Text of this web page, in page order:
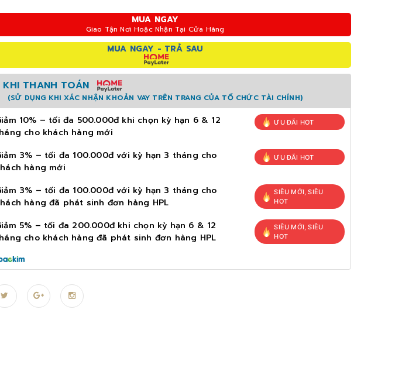
MUA NGAY
Giao Tận Nơi Hoặc Nhận Tại Cửa Hàng
MUA NGAY - TRẢ SAU
THANH TOÁN
(SỬ DỤNG KHI XÁC NHẬN KHOẢN VAY TRÊN TRANG CỦA TỔ CHỨC TÀI CHÍNH)
10% – tối đa 500.000đ khi chọn kỳ hạn 6 & 12
cho khách hàng mới
ƯU ĐÃI HOT
3% – tối đa 100.000đ với kỳ hạn 3 tháng cho
hàng mới
ƯU ĐÃI HOT
3% – tối đa 100.000đ với kỳ hạn 3 tháng cho
hàng đã phát sinh đơn hàng HPL
SIÊU MỚI, SIÊU
HOT
5% – tối đa 200.000đ khi chọn kỳ hạn 6 & 12
cho khách hàng đã phát sinh đơn hàng HPL
SIÊU MỚI, SIÊU
HOT